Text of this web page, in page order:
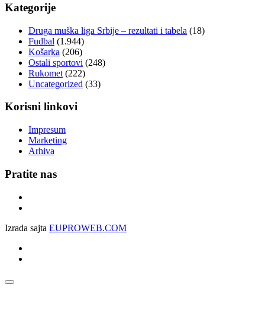
Kategorije
Druga muška liga Srbije – rezultati i tabela (18)
Fudbal (1.944)
Košarka (206)
Ostali sportovi (248)
Rukomet (222)
Uncategorized (33)
Korisni linkovi
Impresum
Marketing
Arhiva
Pratite nas
Izrada sajta EUPROWEB.COM